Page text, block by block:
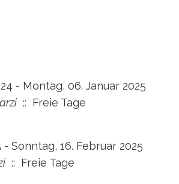
- Montag, 06. Januar 2025
:: Freie Tage
Sonntag, 16. Februar 2025
:: Freie Tage